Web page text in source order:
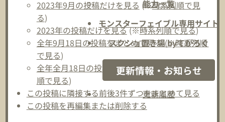
能力一覧
モンスターフェイブル専用サイト
スクショ置き場 byてがろぐ
更新情報・お知らせ
更新履歴
2023年9月の投稿だけを見る (※時系列順で見
る)
2023年の投稿だけを見る(※時系列順で見る)
全年9月18日の投稿をまとめて見る(※時系列順
で見る)
全年全月18日の投稿をまとめて見る(※時系列
順で見る)
この投稿に隣接する前後3件ずつをまとめて見る
この投稿を再編集または削除する